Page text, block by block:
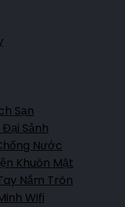
Giang
Cai
Sạn
Sảnh
Nước
Khuôn Mặt
Nắm Tròn
Wifi